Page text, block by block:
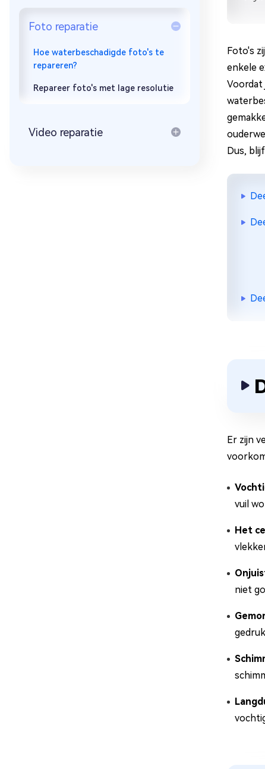
Foto reparatie
Hoe waterbeschadigde foto's te
repareren?
Repareer foto's met lage resolutie
Video reparatie
Foto's
enkele
Voordat
Dus,
Er zijn
vuil
Het
niet